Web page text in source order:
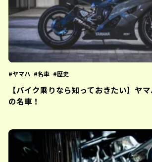
ヤマハ 名車 歴史
【バイク乗りなら知っておきたい】ヤ
の名車！